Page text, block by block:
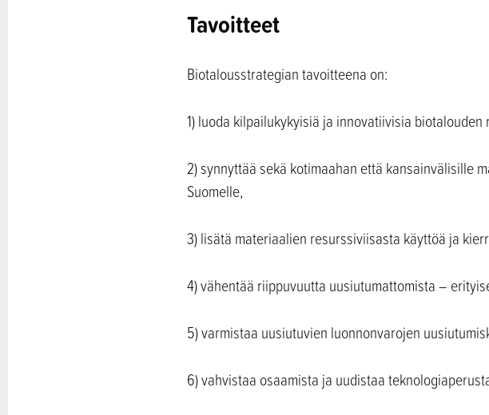
Tavoitteet
Biotalousstrategian tavoitteena on:
1) luoda kilpailukykyisiä ja innovatiivisia
2) synnyttää sekä kotimaahan että kansainvälisille
Suomelle,
3) lisätä materiaalien resurssiviisasta käyttöä ja
4) vähentää riippuvuutta uusiutumattomista –
5) varmistaa uusiutuvien luonnonvarojen
6) vahvistaa osaamista ja uudistaa